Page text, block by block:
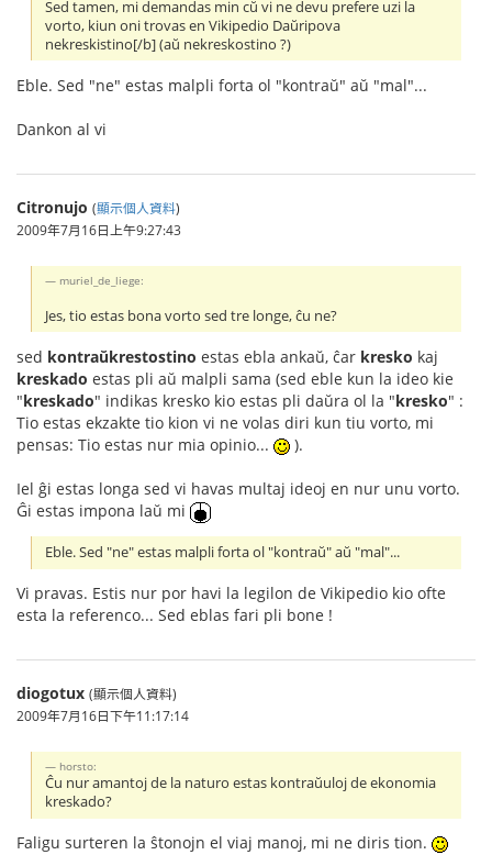
Sed tamen, mi demandas min cŭ vi ne devu prefere uzi la
vorto, kiun oni trovas en Vikipedio Daŭripova
nekreskistino[/b] (aŭ nekreskostino ?)
Eble. Sed "ne" estas malpli forta ol "kontraŭ" aŭ "mal"...
Dankon al vi
Citronujo (顯示個人資料)
2009年7月16日上午9:27:43
muriel_de_liege:
Jes, tio estas bona vorto sed tre longe, ĉu ne?
sed kontraŭkrestostino estas ebla ankaŭ, ĉar kresko kaj
kreskado estas pli aŭ malpli sama (sed eble kun la ideo kie
"kreskado" indikas kresko kio estas pli daŭra ol la "kresko" :
Tio estas ekzakte tio kion vi ne volas diri kun tiu vorto, mi
pensas: Tio estas nur mia opinio...
).
Iel ĝi estas longa sed vi havas multaj ideoj en nur unu vorto.
Ĝi estas impona laŭ mi
Eble. Sed "ne" estas malpli forta ol "kontraŭ" aŭ "mal"...
Vi pravas. Estis nur por havi la legilon de Vikipedio kio ofte
esta la referenco... Sed eblas fari pli bone !
diogotux (顯示個人資料)
2009年7月16日下午11:17:14
horsto:
Ĉu nur amantoj de la naturo estas kontraŭuloj de ekonomia
kreskado?
Faligu surteren la ŝtonojn el viaj manoj, mi ne diris tion.